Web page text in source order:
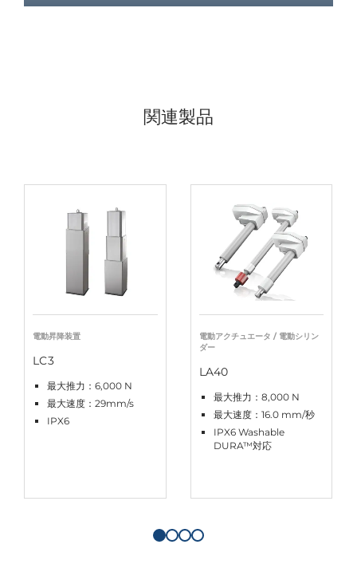
関連製品
電動昇降装置
LC3
最大推力：6,000 N
最大速度：29mm/s
IPX6
電動アクチュエータ / 電動シリン
ダー
LA40
最大推力：8,000 N
最大速度：16.0 mm/秒
IPX6 Washable
DURA™対応